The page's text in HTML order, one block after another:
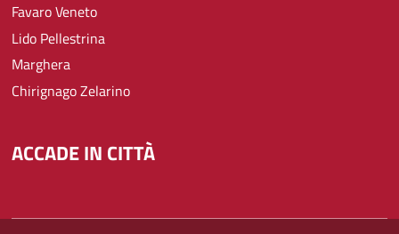
Favaro Veneto
Lido Pellestrina
Marghera
Chirignago Zelarino
ACCADE IN CITTÀ